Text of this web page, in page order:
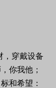
，穿戴设备
你我他；
和希望：